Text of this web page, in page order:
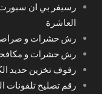
رسيفر بي ان
العاشرة
رش حشرات و
رش حشرات و
رفوف تخزين حديد
رقم تصليح تلفونات